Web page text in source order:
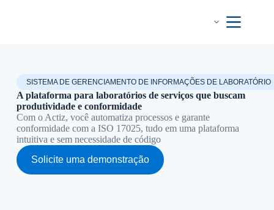
SISTEMA DE GERENCIAMENTO DE INFORMAÇÕES DE LABORATÓRIO
A plataforma para laboratórios de serviços que buscam
produtividade e conformidade
Com o Actiz, você automatiza processos e garante
conformidade com a ISO 17025, tudo em uma plataforma
intuitiva e sem necessidade de código
Solicite uma demonstração